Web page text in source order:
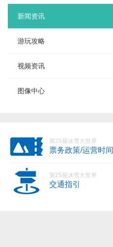
新闻资讯
游玩攻略
视频资讯
图像中心
第25届冰雪大世界
票务政策/运营时间
第25届冰雪大世界
交通指引